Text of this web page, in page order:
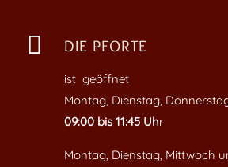
 DIE PFORTE
ist geöffnet
Montag, Dienstag,
09:00 bis 11:45 Uhr
Montag, Dienstag, Mittwoch